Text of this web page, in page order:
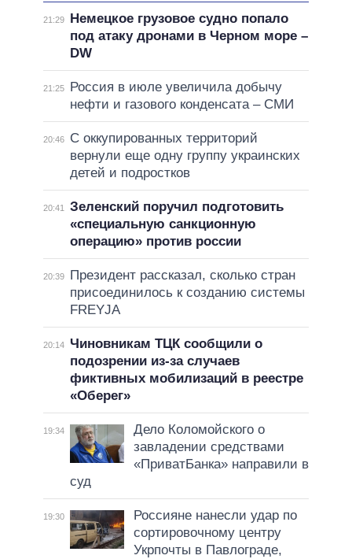
21:29
Немецкое грузовое судно попало
под атаку дронами в Черном море –
DW
21:25
Россия в июле увеличила добычу
нефти и газового конденсата – СМИ
20:46
С оккупированных территорий
вернули еще одну группу украинских
детей и подростков
20:41
Зеленский поручил подготовить
«специальную санкционную
операцию» против россии
20:39
Президент рассказал, сколько стран
присоединилось к созданию системы
FREYJA
20:14
Чиновникам ТЦК сообщили о
подозрении из-за случаев
фиктивных мобилизаций в реестре
«Оберег»
19:34
Дело Коломойского о
завладении средствами
«ПриватБанка» направили в
суд
19:30
Россияне нанесли удар по
сортировочному центру
Укрпочты в Павлограде,